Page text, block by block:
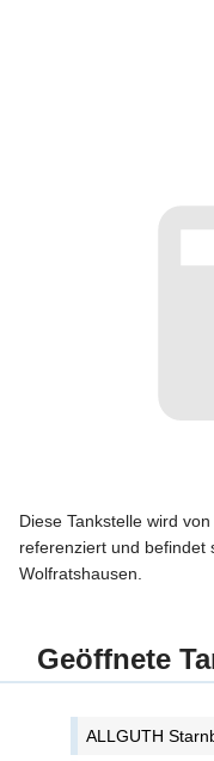
Diese Tankstelle wird
referenziert und befindet
Wolfratshausen.
Geöffnete
ALLGUTH